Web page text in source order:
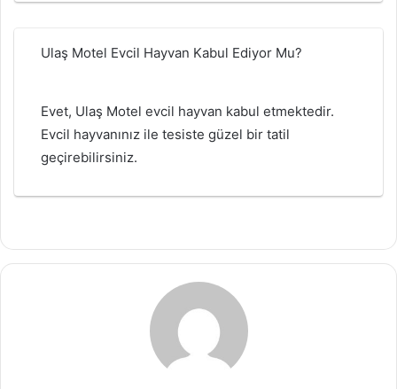
Ulaş Motel Evcil Hayvan Kabul Ediyor Mu?
Evet, Ulaş Motel evcil hayvan kabul etmektedir.
Evcil hayvanınız ile tesiste güzel bir tatil
geçirebilirsiniz.